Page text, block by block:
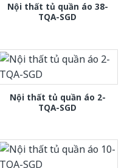
Nội thất tủ quần áo 38-
TQA-SGD
Nội thất tủ quần áo 2-
TQA-SGD